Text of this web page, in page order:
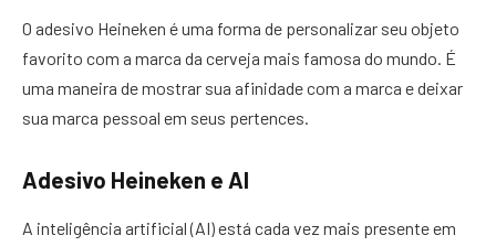
O adesivo Heineken é uma forma de personalizar seu objeto
favorito com a marca da cerveja mais famosa do mundo. É
uma maneira de mostrar sua afinidade com a marca e deixar
sua marca pessoal em seus pertences.
Adesivo Heineken e AI
A inteligência artificial (AI) está cada vez mais presente em